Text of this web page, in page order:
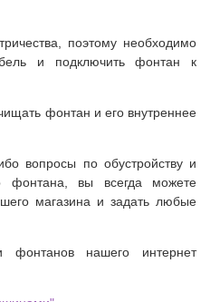
поэтому необходимо
и подключить фонтан к
фонтан и его внутреннее
вопросы по обустройству и
фонтана, вы всегда можете
магазина и задать любые
нашего интернет